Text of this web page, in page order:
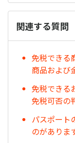
関連する質問
免税できる
商品および
免税できる
免税可否の
パスポート
のがありま